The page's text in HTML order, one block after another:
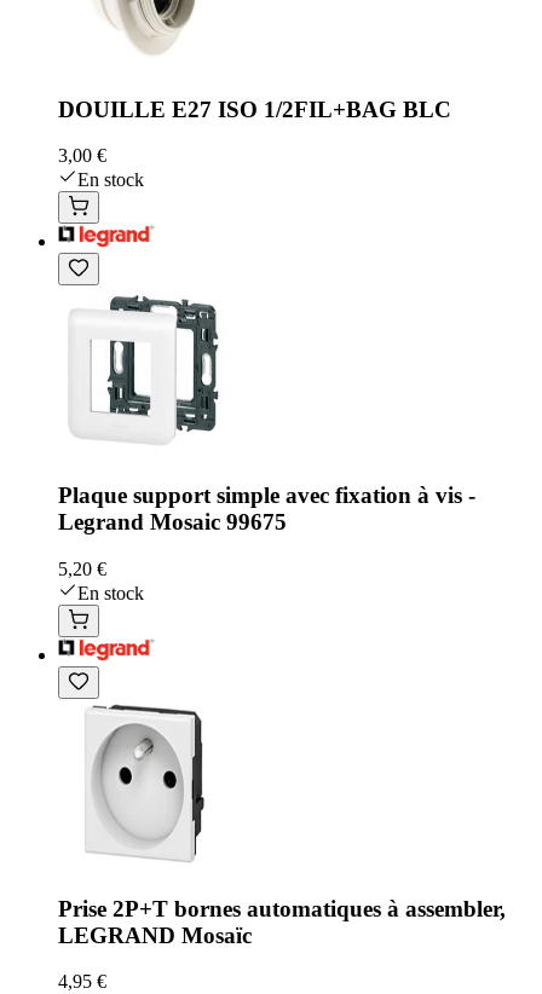
DOUILLE E27 ISO 1/2FIL+BAG BLC
3,00 €
En stock
Plaque support simple avec fixation à vis -
Legrand Mosaic 99675
5,20 €
En stock
Prise 2P+T bornes automatiques à assembler,
LEGRAND Mosaïc
4,95 €